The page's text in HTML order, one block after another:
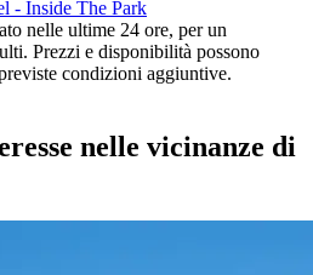
- Inside The Park
nelle ultime 24 ore, per un
Prezzi e disponibilità possono
condizioni aggiuntive.
nelle vicinanze di